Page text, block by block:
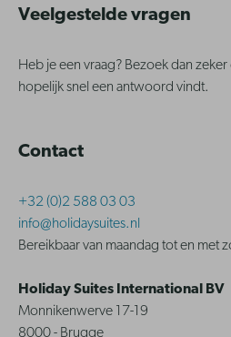
Veelgestelde vragen
Heb je een vraag? Bezoek dan
hopelijk snel een antwoord vindt.
Contact
+32 (0)2 588 03 03
info@holidaysuites.nl
Bereikbaar van maandag tot en met
Holiday Suites International BV
Monnikenwerve 17-19
8000 - Brugge